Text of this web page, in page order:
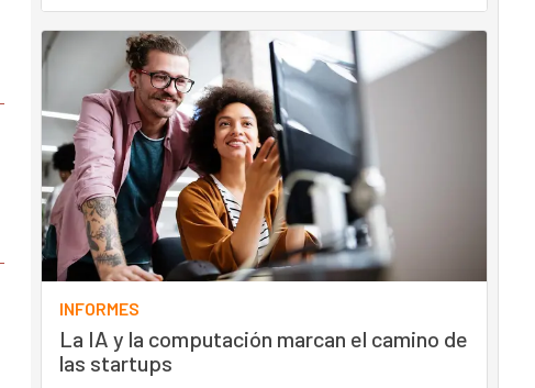
INFORMES
La IA y la computación marcan el camino de
las startups